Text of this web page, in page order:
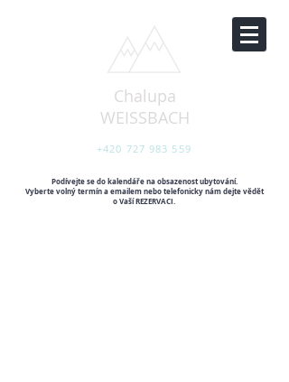
Chalupa
WEISSBACH
+420 727 983 559
Podívejte se do kalendáře na obsazenost ubytování.
Vyberte volný termín a emailem nebo telefonicky nám dejte vědět
o Vaší REZERVACI.